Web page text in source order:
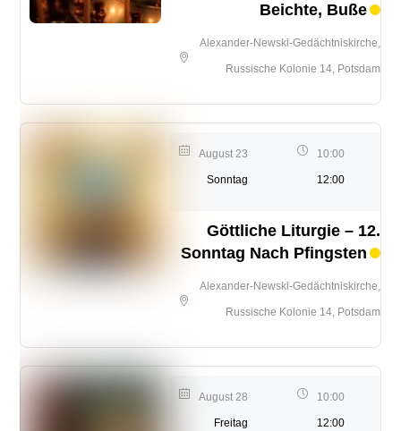
Beichte, Buße
Alexander-Newski-Gedächtniskirche,
Russische Kolonie 14, Potsdam
August 23
Sonntag
10:00
12:00
Göttliche Liturgie – 12.
Sonntag Nach Pfingsten
Alexander-Newski-Gedächtniskirche,
Russische Kolonie 14, Potsdam
August 28
Freitag
10:00
12:00